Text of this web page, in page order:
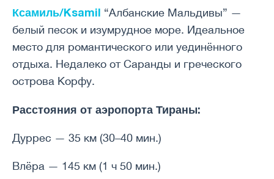
Ксамиль/Ksamil “Албанские Мальдивы” —
белый песок и изумрудное море. Идеальное
место для романтического или уединённого
отдыха. Недалеко от Саранды и греческого
острова Корфу.
Расстояния от аэропорта Тираны:
Дуррес — 35 км (30–40 мин.)
Влёра — 145 км (1 ч 50 мин.)